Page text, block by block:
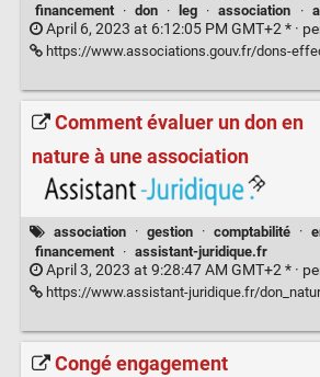
financement
· don · leg · association ·
April 6, 2023 at 6:12:05 PM GMT+2 * ·
https://www.associations.gouv.fr/dons-effectues-par-
Comment évaluer un don en
nature à une association
association · gestion · comptabilité ·
financement
· assistant-juridique.fr
April 3, 2023 at 9:28:47 AM GMT+2 * ·
https://www.assistant-juridique.fr/
Congé engagement